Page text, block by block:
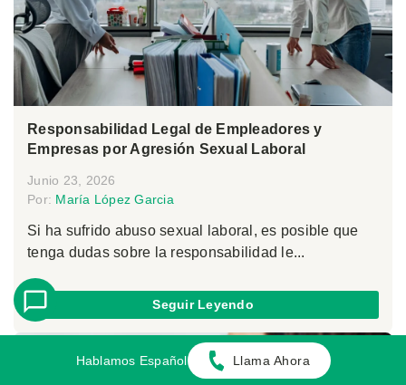
Responsabilidad Legal de Empleadores y
Empresas por Agresión Sexual Laboral
Junio 23, 2026
Por: María López Garcia
Si ha sufrido abuso sexual laboral, es posible que
tenga dudas sobre la responsabilidad le...
Seguir Leyendo
Hablamos Español Llama Ahora